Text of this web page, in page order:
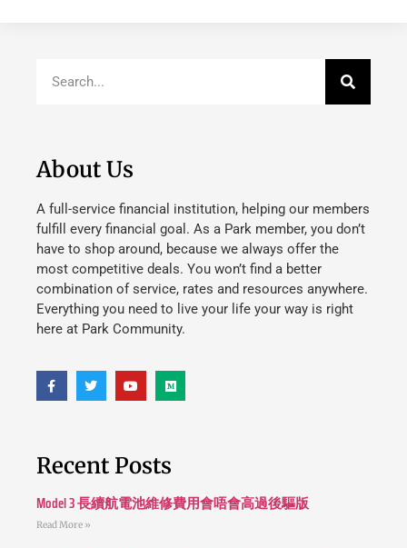
About Us
A full-service financial institution, helping our members
fulfill every financial goal. As a Park member, you don’t
have to shop around, because we always offer the
most competitive deals. You won’t find a better
combination of service, rates and resources anywhere.
Everything you need to live your life your way is right
here at Park Community.
Recent Posts
Model 3 長續航電池維修費用會唔會高過後驅版
Read More »